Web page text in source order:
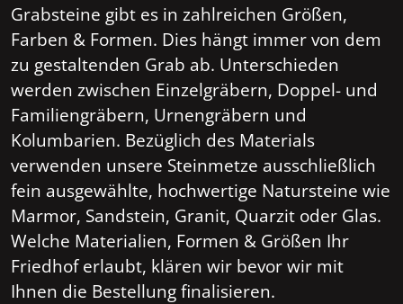
Grabsteine gibt es in zahlreichen Größen,
Farben & Formen. Dies hängt immer von dem
zu gestaltenden Grab ab. Unterschieden
werden zwischen Einzelgräbern, Doppel- und
Familiengräbern, Urnengräbern und
Kolumbarien. Bezüglich des Materials
verwenden unsere Steinmetze ausschließlich
fein ausgewählte, hochwertige Natursteine wie
Marmor, Sandstein, Granit, Quarzit oder Glas.
Welche Materialien, Formen & Größen Ihr
Friedhof erlaubt, klären wir bevor wir mit
Ihnen die Bestellung finalisieren.